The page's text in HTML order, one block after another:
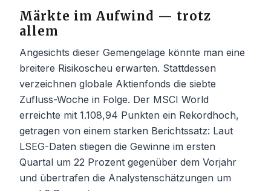
Märkte im Aufwind — trotz
allem
Angesichts dieser Gemengelage könnte man eine
breitere Risikoscheu erwarten. Stattdessen
verzeichnen globale Aktienfonds die siebte
Zufluss-Woche in Folge. Der MSCI World
erreichte mit 1.108,94 Punkten ein Rekordhoch,
getragen von einem starken Berichtssatz: Laut
LSEG-Daten stiegen die Gewinne im ersten
Quartal um 22 Prozent gegenüber dem Vorjahr
und übertrafen die Analystenschätzungen um